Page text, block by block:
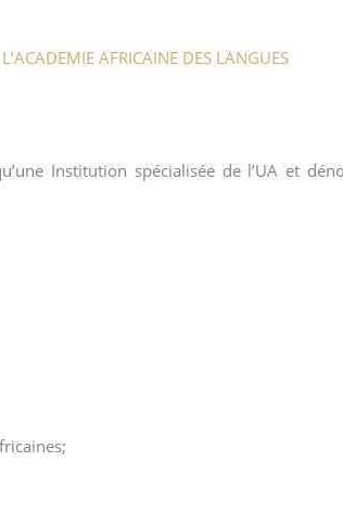
AFRICAINE DES LANGUES
Institution spécialisée de l’UA et